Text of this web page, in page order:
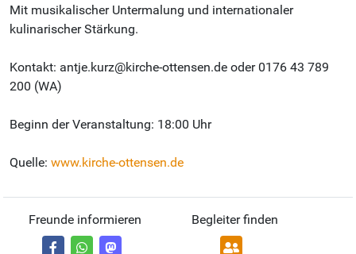
Mit musikalischer Untermalung und internationaler
kulinarischer Stärkung.
Kontakt: antje.kurz@kirche-ottensen.de oder 0176 43 789
200 (WA)
Beginn der Veranstaltung: 18:00 Uhr
Quelle: www.kirche-ottensen.de
Freunde informieren Begleiter finden